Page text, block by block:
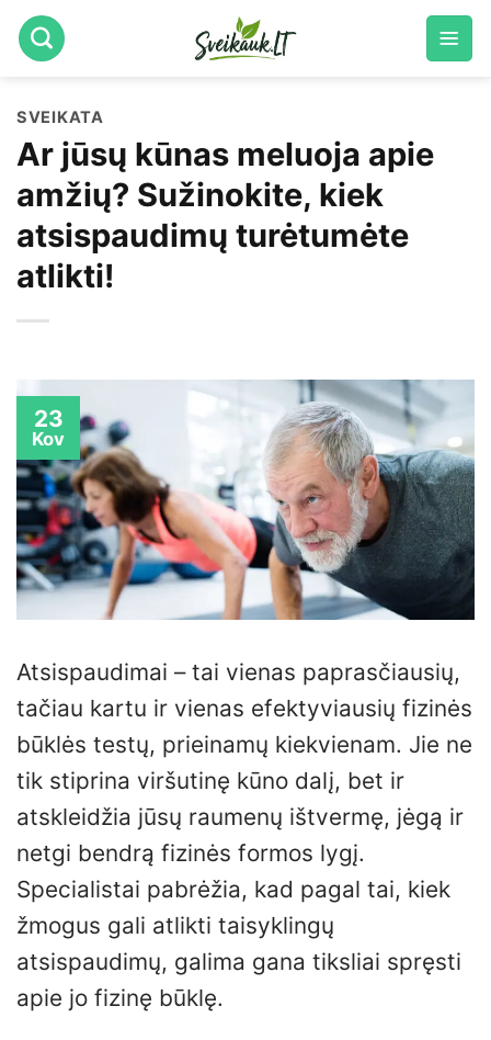
Skip
to
SVEIKATA
Ar jūsų kūnas meluoja apie
amžių? Sužinokite, kiek
atsispaudimų turėtumėte
atlikti!
23
Kov
Atsispaudimai – tai vienas paprasčiausių,
tačiau kartu ir vienas efektyviausių fizinės
būklės testų, prieinamų kiekvienam. Jie ne
tik stiprina viršutinę kūno dalį, bet ir
atskleidžia jūsų raumenų ištvermę, jėgą ir
netgi bendrą fizinės formos lygį.
Specialistai pabrėžia, kad pagal tai, kiek
žmogus gali atlikti taisyklingų
atsispaudimų, galima gana tiksliai spręsti
apie jo fizinę būklę.